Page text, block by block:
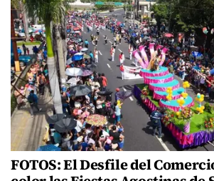
FOTOS: El Desfile del